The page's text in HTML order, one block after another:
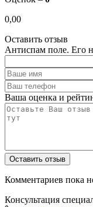
0,00
Оставить отзыв
Антиспам поле. Его
Ваша оценка и
Комментариев пока
Консультация